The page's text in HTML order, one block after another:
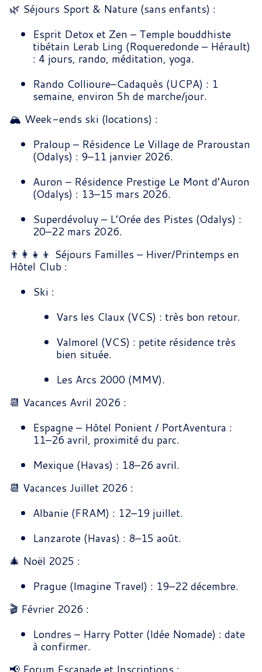
🌿 Séjours Sport & Nature (sans enfants) :
Esprit Detox et Zen – Temple bouddhiste
tibétain Lerab Ling (Roqueredonde – Hérault)
: 4 jours, rando, méditation, yoga.
Rando Collioure–Cadaquès (UCPA) : 1
semaine, environ 5h de marche/jour.
🏔️ Week-ends ski (locations) :
Praloup – Résidence Le Village de Praroustan
(Odalys) : 9–11 janvier 2026.
Auron – Résidence Prestige Le Mont d’Auron
(Odalys) : 13–15 mars 2026.
Superdévoluy – L’Orée des Pistes (Odalys) :
20–22 mars 2026.
👨‍👩‍👧‍👦 Séjours Familles – Hiver/Printemps en
Hôtel Club :
Ski :
Vars les Claux (VCS) : très bon retour.
Valmorel (VCS) : petite résidence très
bien située.
Les Arcs 2000 (MMV).
📆 Vacances Avril 2026 :
Espagne – Hôtel Ponient / PortAventura :
11–26 avril, proximité du parc.
Mexique (Havas) : 18–26 avril.
📆 Vacances Juillet 2026 :
Albanie (FRAM) : 12–19 juillet.
Lanzarote (Havas) : 8–15 août.
🎄 Noël 2025 :
Prague (Imagine Travel) : 19–22 décembre.
🎬 Février 2026 :
Londres – Harry Potter (Idée Nomade) : date
à confirmer.
📢 Forum Escapade et Inscriptions :